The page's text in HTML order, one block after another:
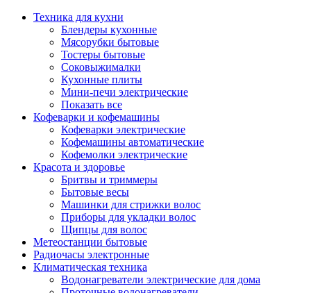
Техника для кухни
Блендеры кухонные
Мясорубки бытовые
Тостеры бытовые
Соковыжималки
Кухонные плиты
Мини-печи электрические
Показать все
Кофеварки и кофемашины
Кофеварки электрические
Кофемашины автоматические
Кофемолки электрические
Красота и здоровье
Бритвы и триммеры
Бытовые весы
Машинки для стрижки волос
Приборы для укладки волос
Щипцы для волос
Метеостанции бытовые
Радиочасы электронные
Климатическая техника
Водонагреватели электрические для дома